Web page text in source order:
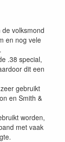
volksmond
en nog vele
.38 special,
dit een
gebruikt
en Smith &
worden,
met vaak